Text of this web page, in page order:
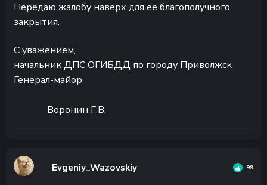
Передаю жалобу наверх для её благополучного
закрытия.
С уважением,
начальник ДПС ОГИБДД по городу Приволжск
Генерал-майор
Воронин Г.В.
Evgeniy_Wazovskiy 99